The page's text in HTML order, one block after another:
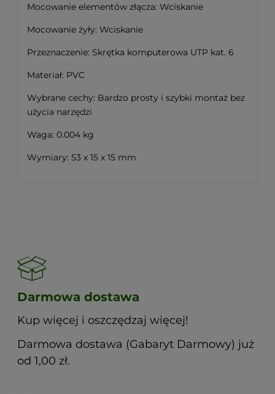
Mocowanie elementów złącza: Wciskanie
Mocowanie żyły: Wciskanie
Przeznaczenie: Skrętka komputerowa UTP kat. 6
Materiał: PVC
Wybrane cechy: Bardzo prosty i szybki montaż bez
użycia narzędzi
Waga: 0.004 kg
Wymiary: 53 x 15 x 15 mm
Darmowa dostawa
Kup więcej i oszczędzaj więcej!
Darmowa dostawa (Gabaryt Darmowy) już
od 1,00 zł.